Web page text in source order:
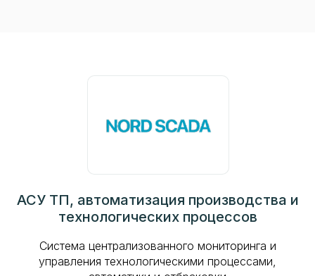
АСУ ТП, автоматизация производства и
технологических процессов
Система централизованного мониторинга и
управления технологическими процессами,